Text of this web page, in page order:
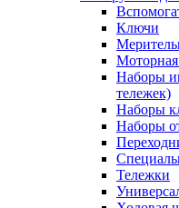
Ключи
Наборы
тележек)
Наборы
Наборы
Тележки